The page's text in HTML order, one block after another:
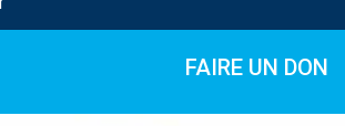
FAIRE UN DON